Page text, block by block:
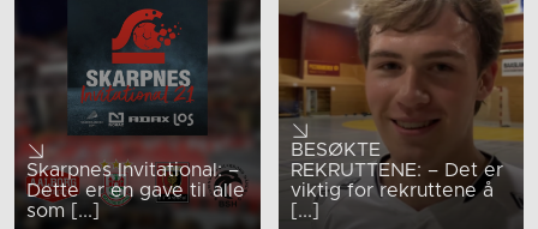
Skarpnes Invitational: –
Dette er en gave til alle
som [...]
BESØKTE
REKRUTTENE: – Det er
viktig for rekruttene å
[...]